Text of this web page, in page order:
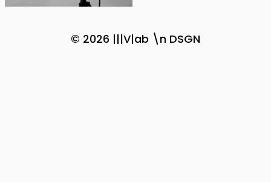
© 2026 |||V|ab \n DSGN